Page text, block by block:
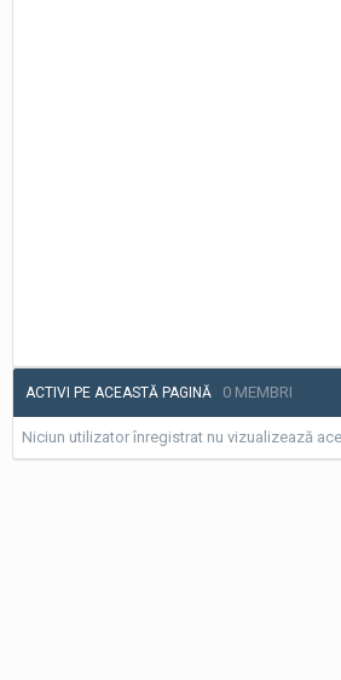
ACTIVI PE ACEASTĂ PAGINĂ 0 MEMBRI
Niciun utilizator înregistrat nu vizualizează